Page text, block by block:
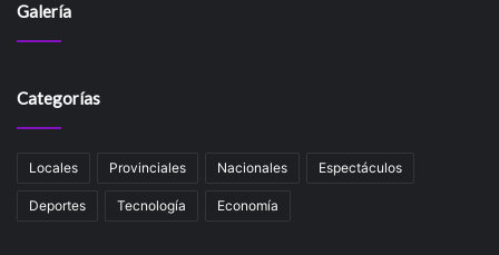
Galería
Categorías
Locales Provinciales Nacionales Espectáculos
Deportes Tecnología Economía